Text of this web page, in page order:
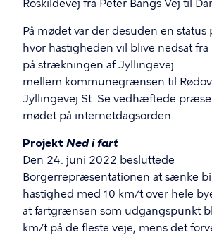
Roskildevej fra Peter Bangs Vej til
På mødet var der desuden en status
hvor hastigheden vil blive nedsat
på strækningen af Jyllingevej
mellem kommunegrænsen til
Jyllingevej St. Se vedhæftede
mødet på internetdagsorden.
Projekt Ned i fart
Den 24. juni 2022 besluttede
Borgerrepræsentationen at sænke
hastighed med 10 km/t over hele
at fartgrænsen som udgangspunkt
km/t på de fleste veje, mens det